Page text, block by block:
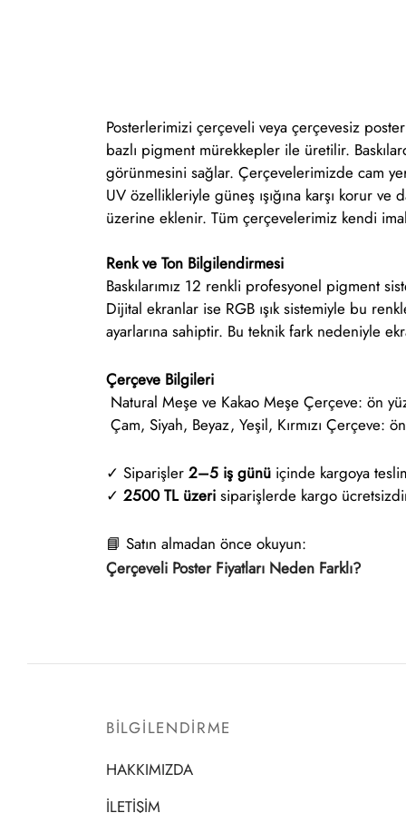
Posterlerimizi çerçeveli veya çerçevesiz
bazlı pigment mürekkepler ile üretilir.
görünmesini sağlar. Çerçevelerimizde cam
UV özellikleriyle güneş ışığına karşı korur
üzerine eklenir. Tüm çerçevelerimiz kendi
Renk ve Ton Bilgilendirmesi
Baskılarımız 12 renkli profesyonel pigment
Dijital ekranlar ise RGB ışık sistemiyle bu
ayarlarına sahiptir. Bu teknik fark nedeniyle
Çerçeve Bilgileri
Natural Meşe ve Kakao Meşe Çerçeve: ön
Çam, Siyah, Beyaz, Yeşil, Kırmızı Çerçeve:
✓ Siparişler 2–5 iş günü içinde kargoya
✓ 2500 TL üzeri siparişlerde kargo
📘 Satın almadan önce okuyun:
Çerçeveli Poster Fiyatları Neden Farklı?
BİLGİLENDİRME
HAKKIMIZDA
İLETİŞİM